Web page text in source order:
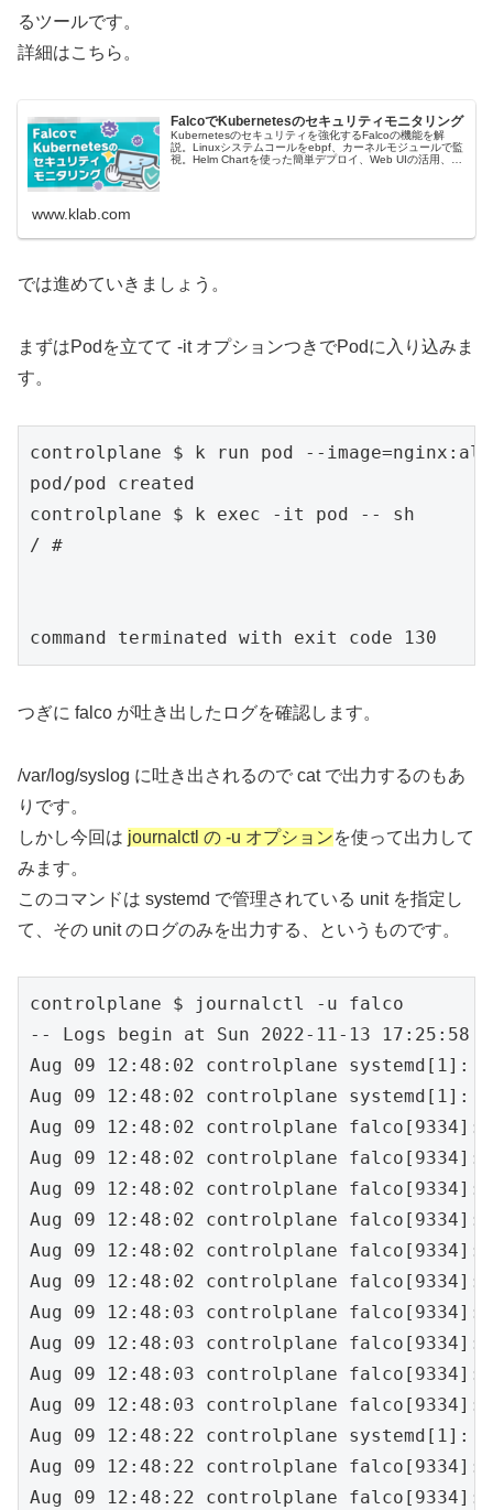
るツールです。
詳細はこちら。
FalcoでKubernetesのセキュリティモニタリング
Kubernetesのセキュリティを強化するFalcoの機能を解
説。Linuxシステムコールをebpf、カーネルモジュールで監
視。Helm Chartを使った簡単デプロイ、Web UIの活用、カ
www.klab.com
では進めていきましょう。
まずはPodを立てて -it オプションつきでPodに入り込みま
す。
controlplane $ k run pod --
pod/pod created
controlplane $ k exec -it pod -- sh
/ #
command terminated with exit code 130
つぎに falco が吐き出したログを確認します。
/var/log/syslog に吐き出されるので cat で出力するのもあ
りです。
しかし今回は journalctl の -u オプションを使って出力して
みます。
このコマンドは systemd で管理されている unit を指定し
て、その unit のログのみを出力する、というものです。
controlplane $ journalctl -u falco
-- Logs begin at Sun 2022-11-13 17:25:58
Aug 09 12:48:02 controlplane
Aug 09 12:48:02 controlplane systemd[1]:
Aug 09 12:48:02 controlplane falco[9334]:
Aug 09 12:48:02 controlplane
Aug 09 12:48:02 controlplane
Aug 09 12:48:02 controlplane
Aug 09 12:48:02 controlplane
Aug 09 12:48:02 controlplane
Aug 09 12:48:03 controlplane
Aug 09 12:48:03 controlplane
Aug 09 12:48:03 controlplane
Aug 09 12:48:03 controlplane
Aug 09 12:48:22 controlplane systemd[1]:
Aug 09 12:48:22 controlplane
Aug 09 12:48:22 controlplane